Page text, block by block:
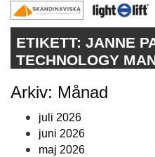
ANNONSERA
KONTAKT
ETIKETT: JANNE
TECHNOLOGY
Arkiv: Månad
juli 2026
juni 2026
maj 2026